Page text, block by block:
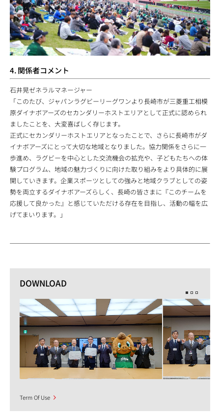
4. 関係者コメント
石井晃ゼネラルマネージャー
「このたび、ジャパンラグビーリーグワンより長崎市が三菱重工相模
原ダイナボアーズのセカンダリーホストエリアとして正式に認められ
ましたことを、大変喜ばしく存じます。
正式にセカンダリーホストエリアとなったことで、さらに長崎市がダ
イナボアーズにとって大切な地域となりました。協力関係をさらに一
歩進め、ラグビーを中心とした交流機会の拡充や、子どもたちへの体
験プログラム、地域の魅力づくりに向けた取り組みをより具体的に展
開していきます。企業スポーツとしての強みと地域クラブとしての姿
勢を両立するダイナボアーズらしく、長崎の皆さまに『このチームを
応援して良かった』と感じていただける存在を目指し、活動の幅を広
げてまいります。」
DOWNLOAD
Term Of Use